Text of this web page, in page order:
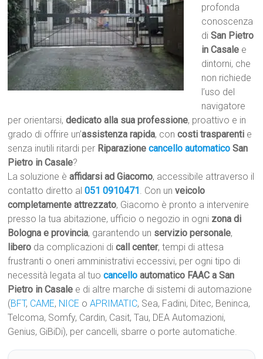
profonda
conoscenza
diSan Pietro
in Casale e
dintorni, che
non richiede
l’uso del
navigatore
per orientarsi,dedicato alla sua professione, proattivo e in
grado di offrire un’assistenza rapida, concosti trasparenti e
senza inutili ritardi per Riparazionecancello automatico San
Pietro in Casale?
La soluzione èaffidarsi ad Giacomo, accessibile attraverso il
contatto diretto al051 0910471 . Con unveicolo
completamente attrezzato, Giacomo è pronto a intervenire
presso la tua abitazione, ufficio o negozio in ogni zona di
Bologna e provincia, garantendo un servizio personale,
libero da complicazioni dicall center, tempi di attesa
frustranti o oneri amministrativi eccessivi, per ogni tipo di
necessità legata al tuocancello automatico FAAC a San
Pietro in Casale e di altre marche di sistemi di automazione
(BFT, CAME, NICE oAPRIMATIC, Sea, Fadini, Ditec, Beninca,
Telcoma, Somfy, Cardin, Casit, Tau, DEA Automazioni,
Genius, GiBiDi), per cancelli, sbarre o porte automatiche.